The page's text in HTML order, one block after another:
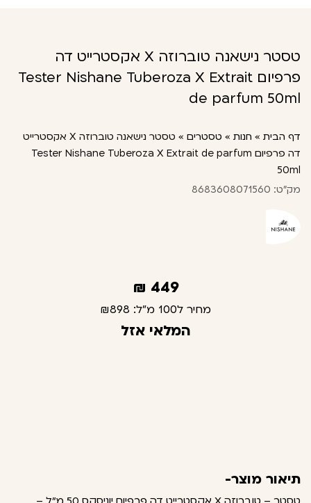
טסטר נישאנה טוברוזה X אקסטרייט דה
פרפיום Tester Nishane Tuberoza X Extrait
de parfum 50ml
דף הבית » חנות » טסטרים »
טסטר נישאנה טוברוזה X אקסטרייט
דה פרפיום Tester Nishane Tuberoza X Extrait de parfum
50ml
מק"ט: 8683608071560
449
₪
מחיר ל100 מ"ל: ₪898
המלאי אזל
תיאור מוצר-